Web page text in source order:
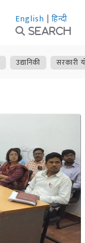
English | हिन्दी
Search
उद्यानिकी सरकारी